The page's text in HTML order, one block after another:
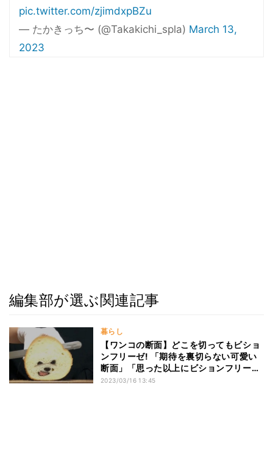
pic.twitter.com/zjimdxpBZu
— たかきっち〜 (@Takakichi_spla) March 13,
2023
編集部が選ぶ関連記事
暮らし
【ワンコの断面】どこを切ってもビショ
ンフリーゼ! 「期待を裏切らない可愛い
断面」「思った以上にビションフリー
ゼ」
2023/03/16 13:45